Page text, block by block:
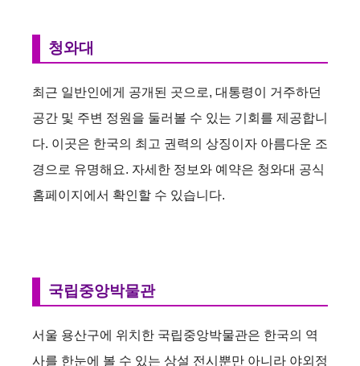
청와대
최근 일반인에게 공개된 곳으로, 대통령이 거주하던
공간 및 주변 정원을 둘러볼 수 있는 기회를 제공합니
다. 이곳은 한국의 최고 권력의 상징이자 아름다운 조
경으로 유명해요. 자세한 정보와 예약은 청와대 공식
홈페이지에서 확인할 수 있습니다.
국립중앙박물관
서울 용산구에 위치한 국립중앙박물관은 한국의 역
사를 한눈에 볼 수 있는 상설 전시뿐만 아니라 야외정